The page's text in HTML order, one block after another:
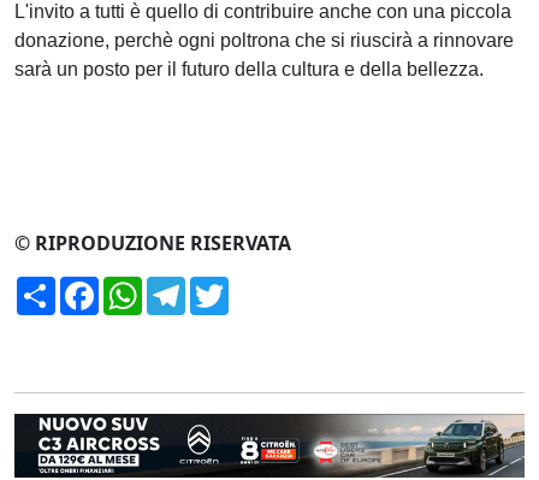
L'invito a tutti è quello di contribuire anche con una piccola
donazione, perchè ogni poltrona che si riuscirà a rinnovare
sarà un posto per il futuro della cultura e della bellezza.
© RIPRODUZIONE RISERVATA
CondividiFacebookWhatsApp
Telegram